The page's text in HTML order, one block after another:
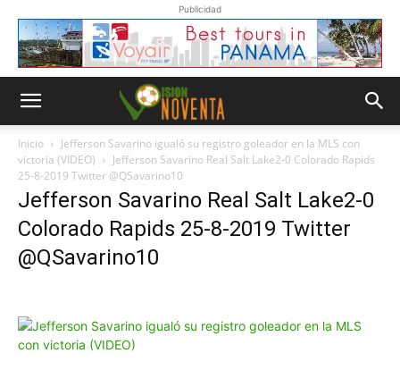
Publicidad
Inicio
Jefferson Savarino igualó su registro goleador en la MLS con
victoria (VIDEO)
Jefferson Savarino Real Salt Lake2-0 Colorado Rapids
25-8-2019 Twitter @QSavarino10
Jefferson Savarino Real Salt Lake2-0
Colorado Rapids 25-8-2019 Twitter
@QSavarino10
Whatsapp